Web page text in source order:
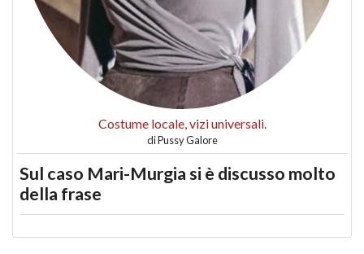
Costume locale, vizi universali.
diPussy Galore
Sul caso Mari-Murgia si è discusso molto
della frase